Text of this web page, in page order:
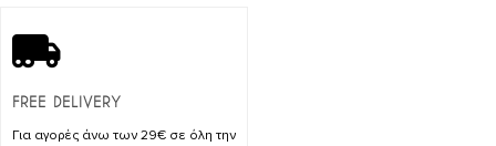
FREE DELIVERY
Για αγορές άνω των 29€ σε όλη την